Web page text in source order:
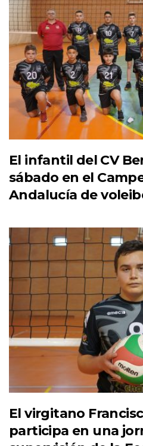
El infantil del CV
sábado en el
Andalucía de
El virgitano
participa en una